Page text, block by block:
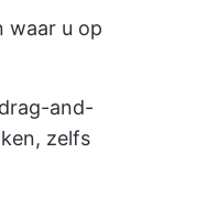
waar u op
and-
zelfs